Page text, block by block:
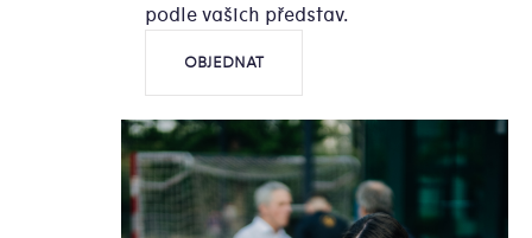
podle vašich představ.
OBJEDNAT